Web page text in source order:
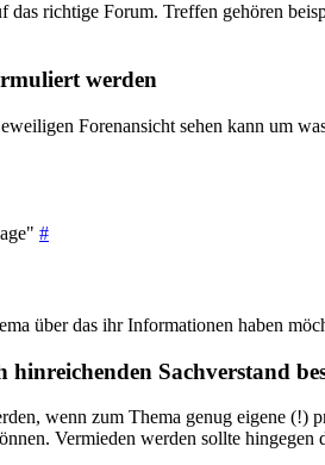
das richtige Forum. Treffen gehören
werden
Forenansicht sehen kann um
#
über das ihr Informationen haben
Sachverstand
wenn zum Thema genug eigene
Vermieden werden sollte